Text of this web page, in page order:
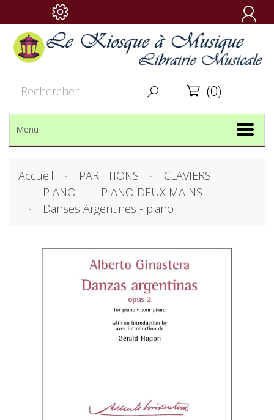

  (0)
Menu
Accueil PARTITIONS
CLAVIERS
PIANO
PIANO DEUX MAINS
Danses Argentines - piano